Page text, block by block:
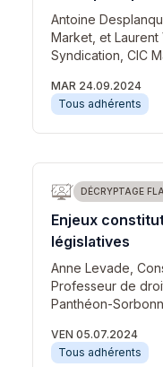
Antoine
Market, et
Syndication, CIC
MAR 24.09.2024
Tous adhérents
DÉCRYPTAGE
Enjeux
législatives
Anne Levade,
Professeur de
Panthéon-
VEN 05.07.2024
Tous adhérents